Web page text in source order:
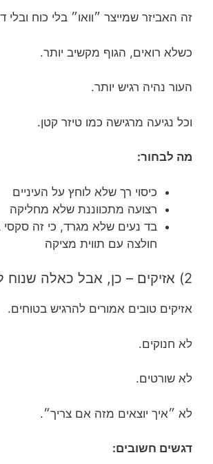
זה האביזר שמייצר ״וואו״ בלי כוח ובלי
כשלא רואים, הגוף מקשיב יותר.
העור נהיה רגיש יותר.
וכל נגיעה מרגישה כמו טיזר קטן.
מה לבחור:
כיסוי רך שלא לוחץ על העיניים
רצועה מתכווננת שלא מחליקה
בד נעים שלא מגרד, כי זה סקסי
חולצה עם תווית מציקה
2) אזיקים – כן, אבל כאלה שנוח לחיות איתם
אזיקים טובים אמורים להרגיש בטוחים.
לא חנוקים.
לא שורטים.
לא ״איך יוצאים מזה אם צריך״.
דגשים חשובים: